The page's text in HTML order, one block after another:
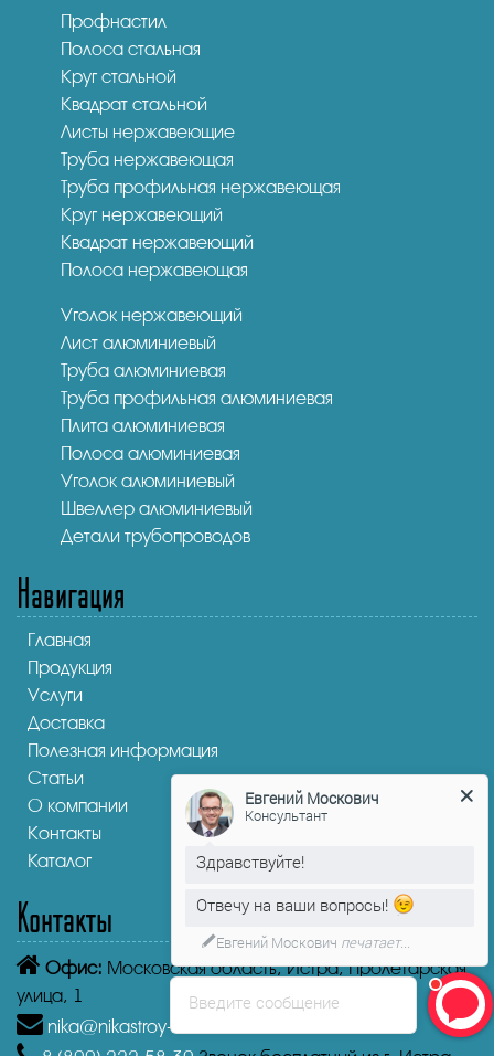
Профнастил
Полоса стальная
Круг стальной
Квадрат стальной
Листы нержавеющие
Труба нержавеющая
Труба профильная нержавеющая
Круг нержавеющий
Квадрат нержавеющий
Полоса нержавеющая
Уголок нержавеющий
Лист алюминиевый
Труба алюминиевая
Труба профильная алюминиевая
Плита алюминиевая
Полоса алюминиевая
Уголок алюминиевый
Швеллер алюминиевый
Детали трубопроводов
Навигация
Главная
Продукция
Услуги
Доставка
Полезная информация
Статьи
О компании
Контакты
Каталог
Контакты
Офис: Московская область, Истра, Пролетарская
улица, 1
nika@nikastroy-msk.ru
Введите сообщение
Евгений Москович
Консультант
Здравствуйте!
Отвечу на ваши вопросы!
Евгений Москович печатает...